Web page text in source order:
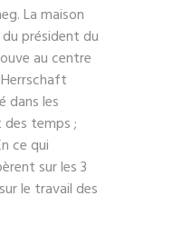
La maison
président du
au centre
dans les
des temps ;
ce qui
sur les 3
le travail des